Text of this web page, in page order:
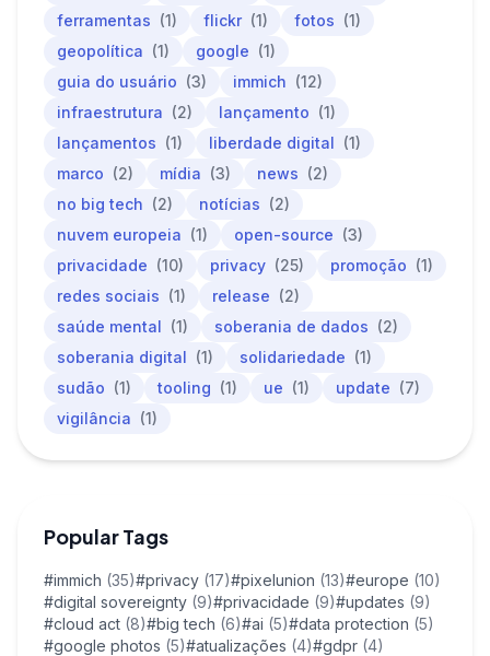
ferramentas (1) flickr (1) fotos (1)
geopolítica (1) google (1)
guia do usuário (3) immich (12)
infraestrutura (2) lançamento (1)
lançamentos (1) liberdade digital (1)
marco (2) mídia (3) news (2)
no big tech (2) notícias (2)
nuvem europeia (1) open-source (3)
privacidade (10) privacy (25) promoção (1)
redes sociais (1) release (2)
saúde mental (1) soberania de dados (2)
soberania digital (1) solidariedade (1)
sudão (1) tooling (1) ue (1) update (7)
vigilância (1)
Popular Tags
#immich (35)#privacy (17)#pixelunion (13)#europe (10)
#digital sovereignty (9)#privacidade (9)#updates (9)
#cloud act (8)#big tech (6)#ai (5)#data protection (5)
#google photos (5)#atualizações (4)#gdpr (4)